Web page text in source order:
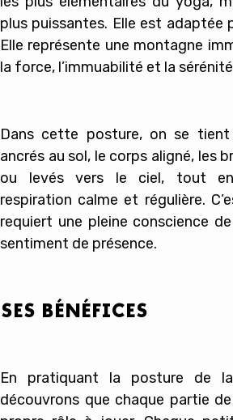
plus puissantes. Elle est adaptée
Elle représente une montagne
la force, l’immuabilité et la
Dans cette posture, on se
ancrés au sol, le corps aligné, les
ou levés vers le ciel, tout
respiration calme et régulière.
requiert une pleine conscience
sentiment de présence.
SES BÉNÉFICES
En pratiquant la posture de
découvrons que chaque partie